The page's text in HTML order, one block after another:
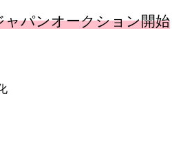
ャパンオークション開始